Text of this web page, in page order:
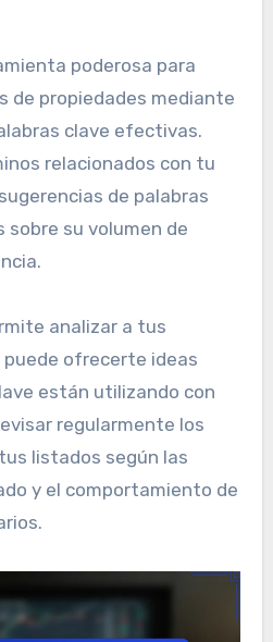
poderosa para
de propiedades mediante
clave efectivas.
relacionados con tu
de palabras
sobre su volumen de
analizar a tus
ofrecerte ideas
están utilizando con
regularmente los
listados según las
y el comportamiento de